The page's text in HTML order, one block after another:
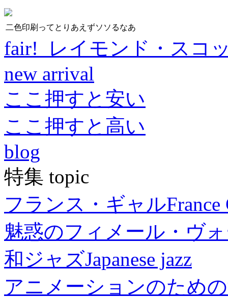
二色印刷ってとりあえずソソるなあ
fair! レイモンド・スコ
new arrival
ここ押すと安い
ここ押すと高い
blog
特集 topic
フランス・ギャルFrance
魅惑のフィメール・ヴ
和ジャズJapanese jazz
アニメーションのため